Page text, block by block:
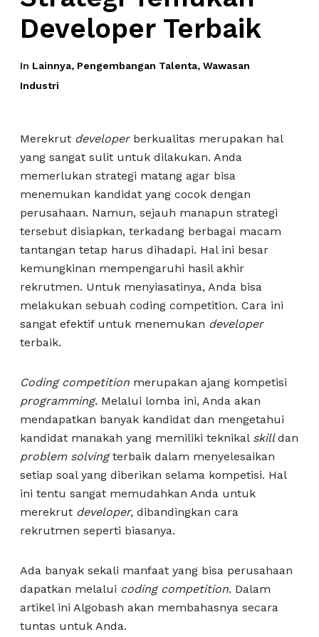
Developer Terbaik
In Lainnya, Pengembangan Talenta, Wawasan
Industri
Merekrut developerberkualitas merupakan hal
yang sangat sulit untuk dilakukan. Anda
memerlukan strategi matang agar bisa
menemukan kandidat yang cocok dengan
perusahaan. Namun, sejauh manapun strategi
tersebut disiapkan, terkadang berbagai macam
tantangan tetap harus dihadapi. Hal ini besar
kemungkinan mempengaruhi hasil akhir
rekrutmen. Untuk menyiasatinya, Anda bisa
melakukan sebuah coding competition. Cara ini
sangat efektif untuk menemukan developer
terbaik.
Coding competition merupakan ajang kompetisi
programming. Melalui lomba ini, Anda akan
mendapatkan banyak kandidat dan mengetahui
kandidat manakah yang memiliki teknikal skilldan
problem solvingterbaik dalam menyelesaikan
setiap soal yang diberikan selama kompetisi. Hal
ini tentu sangat memudahkan Anda untuk
merekrut developer, dibandingkan cara
rekrutmen seperti biasanya.
Ada banyak sekali manfaat yang bisa perusahaan
dapatkan melalui coding competition. Dalam
artikel ini Algobash akan membahasnya secara
tuntas untuk Anda.